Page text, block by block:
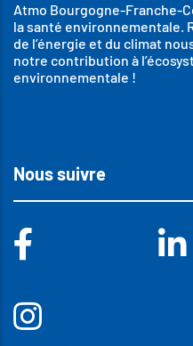
Atmo Bourgogne-Franche-
la santé environnementale.
de l’énergie et du climat
notre contribution à
environnementale !
Nous suivre